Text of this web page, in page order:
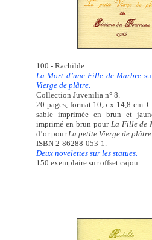
100 - Rachilde
La Mort d’une Fille de Marbre
Vierge de plâtre.
Collection Juvenilia n° 8.
20 pages, format 10,5 x 14,8 cm.
sable imprimée en brun et
imprimé en brun pour La Fille de
d’or pour La petite Vierge de plâtre
ISBN 2-86288-053-1.
Deux novelettes sur les statues.
150 exemplaire sur offset cajou.